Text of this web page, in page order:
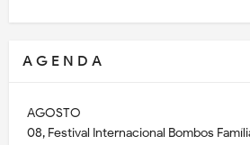
A G E N D A
AGOSTO
08, Festival Internacional Bombos